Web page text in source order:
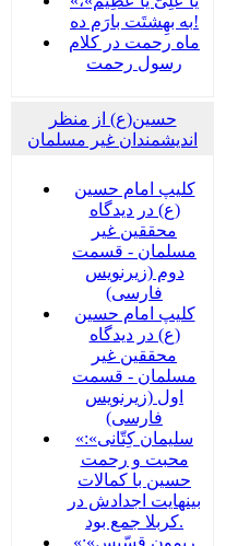
به بهِشتَت بارَم ده!
ماه رحمت در کلام
رسول رحمت
حسین(ع) از منظر
اندیشمندان غیر مسلمان
کلیپ امام حسین
(ع) در دیدگاه
محققین غیر
مسلمان - قسمت
دوم (زیرنویس
فارسی)
کلیپ امام حسین
(ع) در دیدگاه
محققین غیر
مسلمان - قسمت
اول (زیرنویس
فارسی)
«سلیمان کِتّانی»:
محبت و رحمت
حسین با کمالات
بینهایت اجدادش در
کربلا جمع بود.
«ریمون قسّیس»: